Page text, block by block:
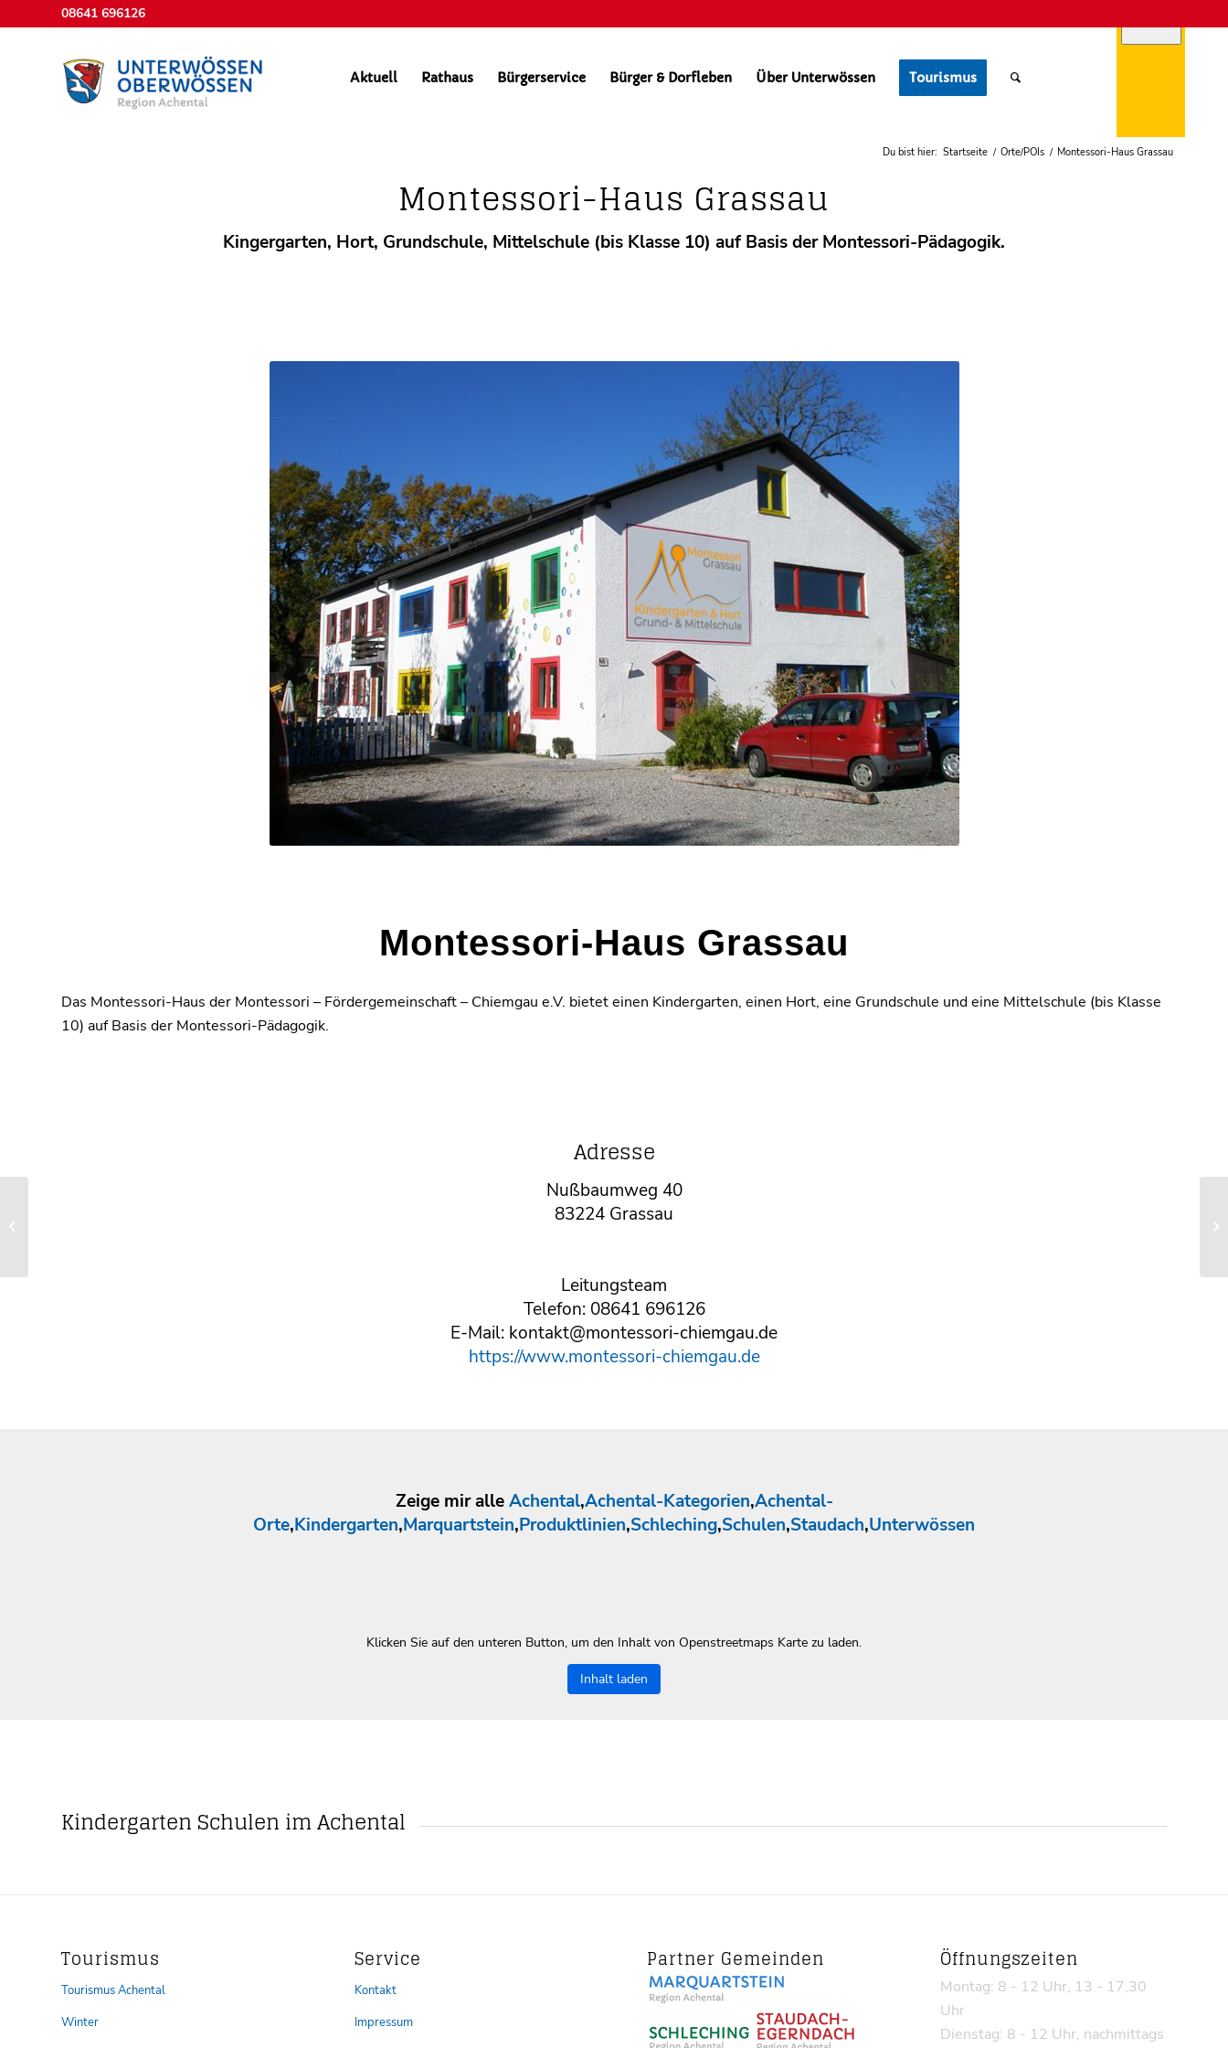
08641 696126
Aktuell Rathaus Bürgerservice Bürger & Dorfleben Über Unterwössen Tourismus
Du bist hier: Startseite / Orte/POIs / Montessori-Haus Grassau
Montessori-Haus Grassau
Kingergarten, Hort, Grundschule, Mittelschule (bis Klasse 10) auf Basis der Montessori-Pädagogik.
Montessori-Haus Grassau
Das Montessori-Haus der Montessori – Fördergemeinschaft – Chiemgau e.V. bietet einen Kindergarten, einen Hort, eine Grundschule und eine Mittelschule (bis Klasse
10) auf Basis der Montessori-Pädagogik.
Adresse
Nußbaumweg 40
83224 Grassau
Leitungsteam
Telefon: 08641 696126
E-Mail: kontakt@montessori-chiemgau.de
https://www.montessori-chiemgau.de
Zeige mir alleAchental,Achental-Kategorien,Achental-
Orte,Kindergarten,Marquartstein,Produktlinien,Schleching,Schulen,Staudach,Unterwössen
Klicken Sie auf den unteren Button, um den Inhalt von Openstreetmaps Karte zu laden.
Inhalt laden
Kindergarten Schulen im Achental
Tourismus
Tourismus Achental
Winter
Service
Kontakt
Impressum
Partner Gemeinden Öffnungszeiten
Montag: 8 - 12 Uhr, 13 - 17,30
Uhr
Dienstag: 8 - 12 Uhr, nachmittags